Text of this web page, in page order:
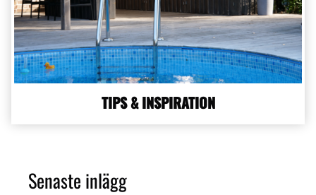
TIPS & INSPIRATION
Senaste inlägg